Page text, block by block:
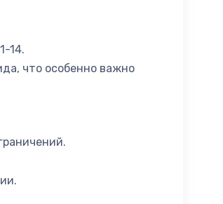
14.
что особенно важно